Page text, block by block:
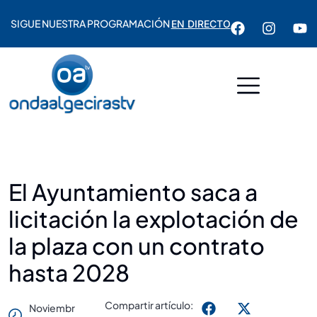
SIGUE NUESTRA PROGRAMACIÓNEN DIRECTO
El Ayuntamiento saca a
licitación la explotación de
la plaza con un contrato
hasta 2028
Noviembr
Compartir artículo: